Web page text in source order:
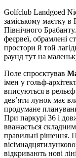
Golfclub Landgoed
заміському маєтку в
Північного
феєрвеї, обрамлені
простори й той
раунд тут на
Поле спроєктував
імен у гольф-
вписуються в рельєф
дев’яти лунок має
продумане
При паркурі 36 і
вважається
правильні рішення.
відкривають нові